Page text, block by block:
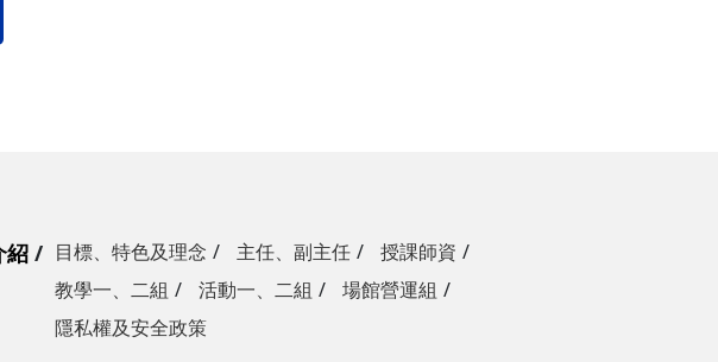
紹 目標、特色及理念 主任、副主任
授課師資
教學一、二組
活動一、二組
場館營運組
隱私權及安全政策